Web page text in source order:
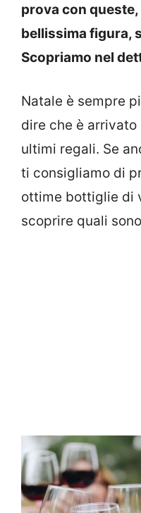
prova con
bellissima figura,
Scopriamo nel
Natale è sempre
dire che è
ultimi regali. Se
ti consigliamo di
ottime bottiglie di
scoprire quali